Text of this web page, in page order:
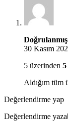
30 Kasım
5 üzerinden 5
Aldığım tüm
Değerlendirme yap
Değerlendirme